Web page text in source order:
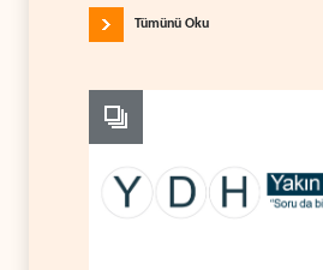
Tümünü Oku